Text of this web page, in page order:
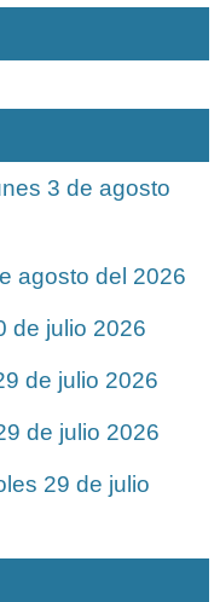
3 de agosto
agosto del 2026
de julio 2026
de julio 2026
de julio 2026
29 de julio